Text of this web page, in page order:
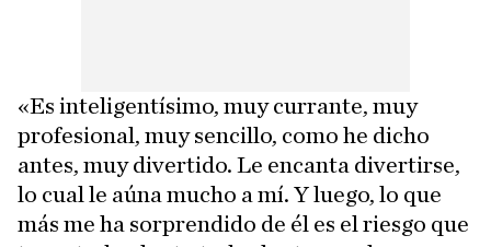
«Es inteligentísimo, muy currante, muy
profesional, muy sencillo, como he dicho
antes, muy divertido. Le encanta divertirse,
lo cual le aúna mucho a mí. Y luego, lo que
más me ha sorprendido de él es el riesgo que